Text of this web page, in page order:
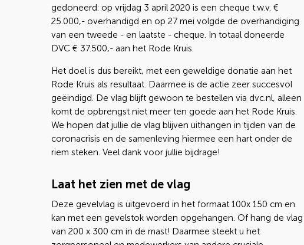
gedoneerd: op vrijdag 3 april 2020 is een cheque t.w.v. €
25.000,- overhandigd en op 27 mei volgde de overhandiging
van een tweede - en laatste - cheque. In totaal doneerde
DVC € 37.500,- aan het Rode Kruis.
Het doel is dus bereikt, met een geweldige donatie aan het
Rode Kruis als resultaat. Daarmee is de actie zeer succesvol
geëindigd. De vlag blijft gewoon te bestellen via dvc.nl, alleen
komt de opbrengst niet meer ten goede aan het Rode Kruis.
We hopen dat jullie de vlag blijven uithangen in tijden van de
coronacrisis en de samenleving hiermee een hart onder de
riem steken. Veel dank voor jullie bijdrage!
Laat het zien met de vlag
Deze gevelvlag is uitgevoerd in het formaat 100x 150 cm en
kan met een gevelstok worden opgehangen. Of hang de vlag
van 200 x 300 cm in de mast! Daarmee steekt u het